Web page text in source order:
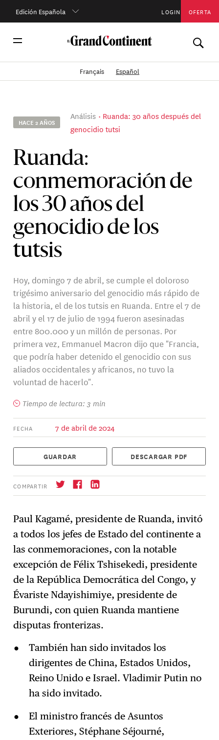
Edición Española LOGIN OFERTA
Français Español
HACE 2 AÑOS
Análisis
Ruanda: 30 años después del
genocidio tutsi
Ruanda:
conmemoración de
los 30 años del
genocidio de los
tutsis
Hoy, domingo 7 de abril, se cumple el doloroso
trigésimo aniversario del genocidio más rápido de
la historia, el de los tutsis en Ruanda. Entre el 7 de
abril y el 17 de julio de 1994 fueron asesinadas
entre 800.000 y un millón de personas. Por
primera vez, Emmanuel Macron dijo que "Francia,
que podría haber detenido el genocidio con sus
aliados occidentales y africanos, no tuvo la
voluntad de hacerlo".
Tiempo de lectura: 3 min
FECHA 7 de abril de 2024
GUARDAR DESCARGAR PDF
COMPARTIR
→ Suscríbase
Paul Kagamé, presidente de Ruanda, invitó
a todos los jefes de Estado del continente a
las conmemoraciones, con la notable
excepción de Félix Tshisekedi, presidente
de la República Democrática del Congo, y
Évariste Ndayishimiye, presidente de
Burundi, con quien Ruanda mantiene
disputas fronterizas.
También han sido invitados los
dirigentes de China, Estados Unidos,
Reino Unido e Israel. Vladimir Putin no
ha sido invitado.
El ministro francés de Asuntos
Exteriores, Stéphane Séjourné,